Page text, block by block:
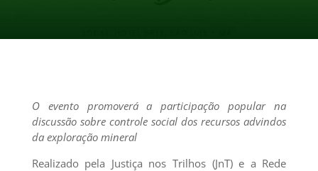
O evento promoverá a participação popular na
discussão sobre controle social dos recursos advindos
da exploração mineral
Realizado pela Justiça nos Trilhos (JnT) e a Rede